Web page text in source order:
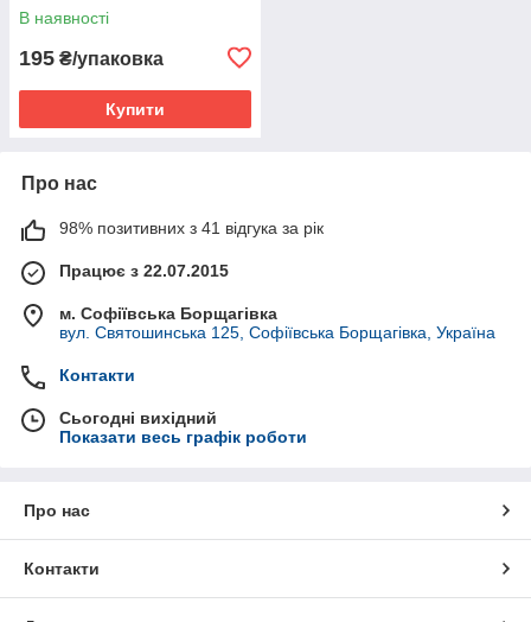
В наявності
195 ₴/упаковка
Купити
Про нас
98% позитивних з 41 відгука за рік
Працює з 22.07.2015
м. Софіївська Борщагівка
вул. Святошинська 125, Софіївська Борщагівка, Україна
Контакти
Сьогодні вихідний
Показати весь графік роботи
Про нас
Контакти